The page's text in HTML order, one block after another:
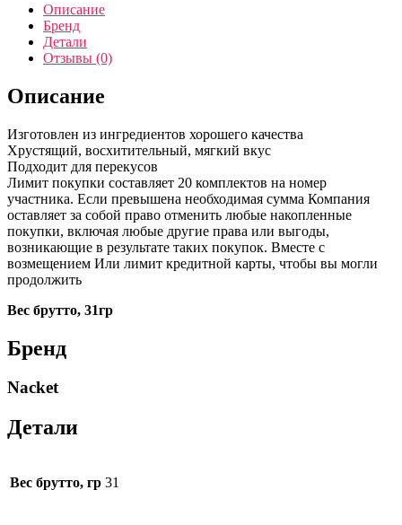
Описание
Бренд
Детали
Отзывы (0)
Описание
Изготовлен из ингредиентов хорошего качества
Хрустящий, восхитительный, мягкий вкус
Подходит для перекусов
Лимит покупки составляет 20 комплектов на номер
участника. Если превышена необходимая сумма Компания
оставляет за собой право отменить любые накопленные
покупки, включая любые другие права или выгоды,
возникающие в результате таких покупок. Вместе с
возмещением Или лимит кредитной карты, чтобы вы могли
продолжить
Вес брутто, 31гр
Бренд
Nacket
Детали
Вес брутто, гр 31